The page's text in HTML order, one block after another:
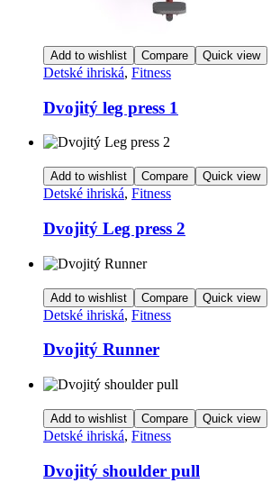
Add to wishlist Compare Quick view
Detské ihriská, Fitness
Dvojitý leg press 1
Add to wishlist Compare Quick view
Detské ihriská, Fitness
Dvojitý Leg press 2
Add to wishlist Compare Quick view
Detské ihriská, Fitness
Dvojitý Runner
Add to wishlist Compare Quick view
Detské ihriská, Fitness
Dvojitý shoulder pull